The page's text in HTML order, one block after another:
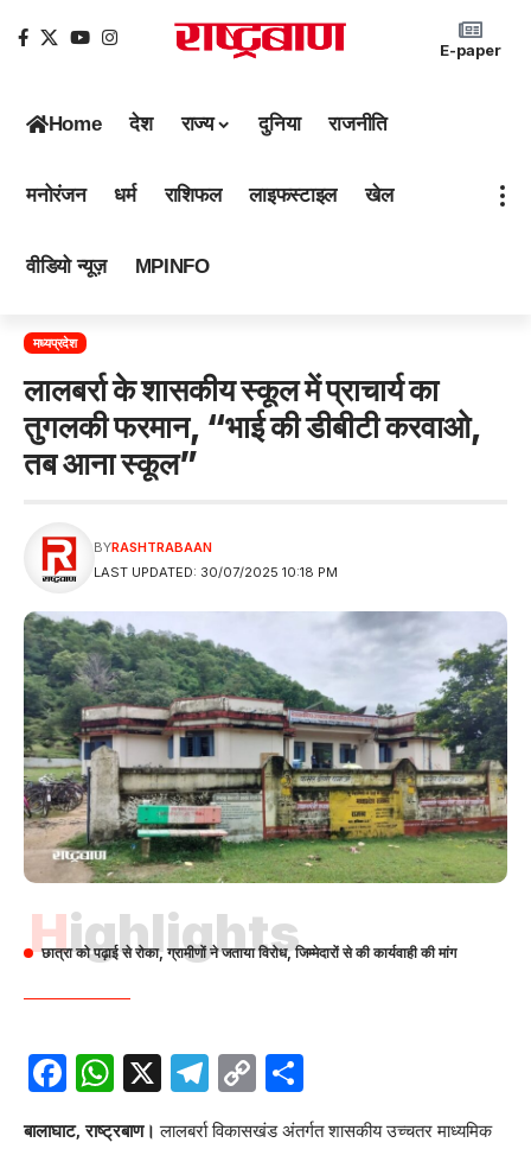
E-paper
Home देश राज्य दुनिया राजनीति
मनोरंजन धर्म राशिफल लाइफस्टाइल खेल
वीडियो न्यूज़ MPINFO
मध्यप्रदेश
लालबर्रा के शासकीय स्कूल में प्राचार्य का
तुगलकी फरमान, “भाई की डीबीटी करवाओ,
तब आना स्कूल”
LAST UPDATED: 30/07/2025 10:18 PM
BYRASHTRABAAN
Highlights
छात्रा को पढ़ाई से रोका, ग्रामीणों ने जताया विरोध, जिम्मेदारों से की कार्यवाही की मांग
Facebook
WhatsApp
X Telegram
Copy
Link
बालाघाट, राष्ट्रबाण।लालबर्राविकासखंड अंतर्गत शासकीय उच्चतर माध्यमिक